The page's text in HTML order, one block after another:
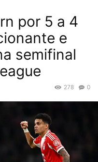
por 5 a 4
e
semifinal
0
278